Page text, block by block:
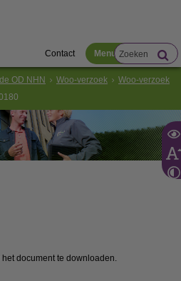
Contact Menu
OD NHN Woo-verzoek
Woo-verzoek
document te downloaden.